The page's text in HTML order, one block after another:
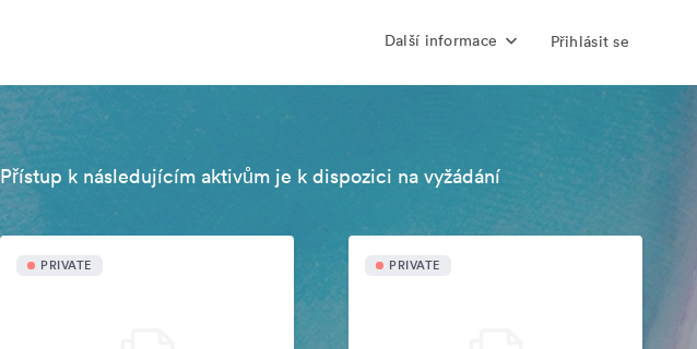
Další informace Přihlásit se
Přístup k následujícím aktivům je k dispozici na vyžádání
PRIVATE PRIVATE